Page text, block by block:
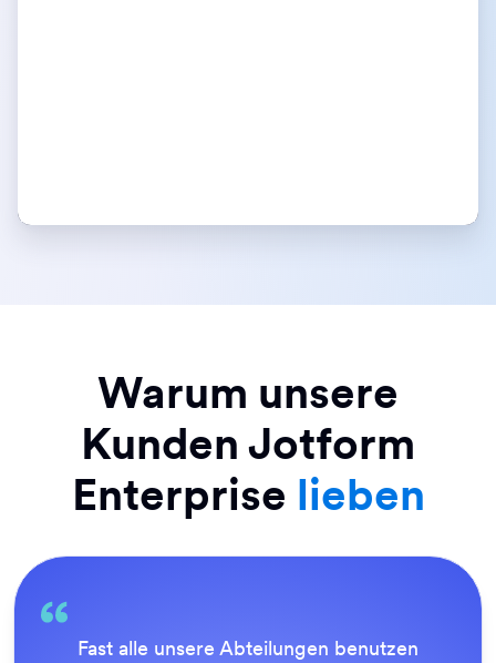
Warum unsere
Kunden Jotform
Enterprise lieben
benutzen